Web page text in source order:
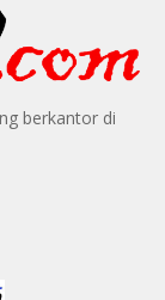
berkantor di